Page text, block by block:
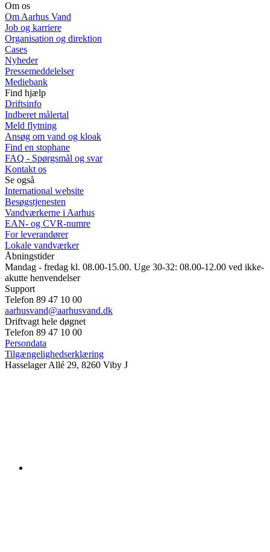
Om os
Om Aarhus Vand
Job og karriere
Organisation og direktion
Cases
Nyheder
Pressemeddelelser
Mediebank
Find hjælp
Driftsinfo
Indberet målertal
Meld flytning
Ansøg om vand og kloak
Find en stophane
FAQ - Spørgsmål og svar
Kontakt os
Se også
International website
Besøgstjenesten
Vandværkerne i Aarhus
EAN- og CVR-numre
For leverandører
Lokale vandværker
Åbningstider
Mandag - fredag kl. 08.00-15.00. Uge 30-32: 08.00-12.00 ved ikke-
akutte henvendelser
Support
Telefon 89 47 10 00
aarhusvand@aarhusvand.dk
Driftvagt hele døgnet
Telefon 89 47 10 00
Persondata
Tilgængelighedserklæring
Hasselager Allé 29, 8260 Viby J